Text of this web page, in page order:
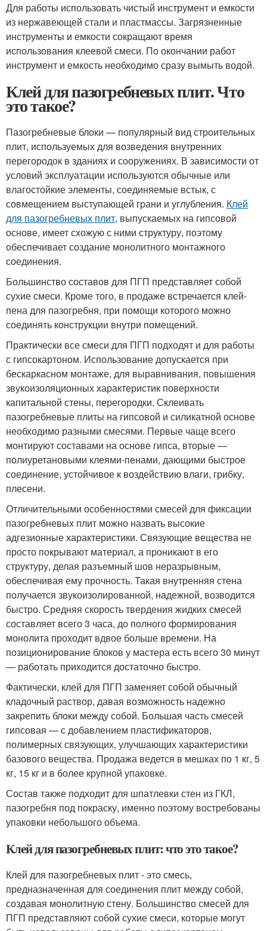
Для работы использовать чистый инструмент и емкости
из нержавеющей стали и пластмассы. Загрязненные
инструменты и емкости сокращают время
использования клеевой смеси. По окончании работ
инструмент и емкость необходимо сразу вымыть водой.
Клей для пазогребневых плит. Что
это такое?
Пазогребневые блоки — популярный вид строительных
плит, используемых для возведения внутренних
перегородок в зданиях и сооружениях. В зависимости от
условий эксплуатации используются обычные или
влагостойкие элементы, соединяемые встык, с
совмещением выступающей грани и углубления. Клей
для пазогребневых плит, выпускаемых на гипсовой
основе, имеет схожую с ними структуру, поэтому
обеспечивает создание монолитного монтажного
соединения.
Большинство составов для ПГП представляет собой
сухие смеси. Кроме того, в продаже встречается клей-
пена для пазогребня, при помощи которого можно
соединять конструкции внутри помещений.
Практически все смеси для ПГП подходят и для работы
с гипсокартоном. Использование допускается при
бескаркасном монтаже, для выравнивания, повышения
звукоизоляционных характеристик поверхности
капитальной стены, перегородки. Склеивать
пазогребневые плиты на гипсовой и силикатной основе
необходимо разными смесями. Первые чаще всего
монтируют составами на основе гипса, вторые —
полиуретановыми клеями-пенами, дающими быстрое
соединение, устойчивое к воздействию влаги, грибку,
плесени.
Отличительными особенностями смесей для фиксации
пазогребневых плит можно назвать высокие
адгезионные характеристики. Связующие вещества не
просто покрывают материал, а проникают в его
структуру, делая разъемный шов неразрывным,
обеспечивая ему прочность. Такая внутренняя стена
получается звукоизолированной, надежной, возводится
быстро. Средняя скорость твердения жидких смесей
составляет всего 3 часа, до полного формирования
монолита проходит вдвое больше времени. На
позиционирование блоков у мастера есть всего 30 минут
— работать приходится достаточно быстро.
Фактически, клей для ПГП заменяет собой обычный
кладочный раствор, давая возможность надежно
закрепить блоки между собой. Большая часть смесей
гипсовая — с добавлением пластификаторов,
полимерных связующих, улучшающих характеристики
базового вещества. Продажа ведется в мешках по 1 кг, 5
кг, 15 кг и в более крупной упаковке.
Состав также подходит для шпатлевки стен из ГКЛ,
пазогребня под покраску, именно поэтому востребованы
упаковки небольшого объема.
Клей для пазогребневых плит: что это такое?
Клей для пазогребневых плит - это смесь,
предназначенная для соединения плит между собой,
создавая монолитную стену. Большинство смесей для
ПГП представляют собой сухие смеси, которые могут